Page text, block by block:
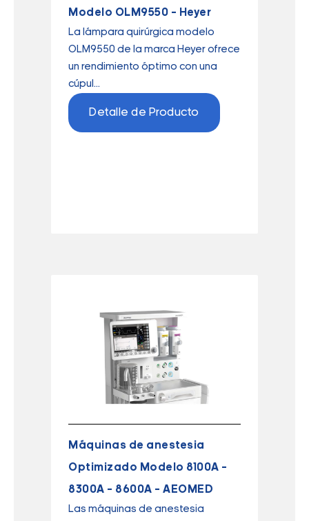
Modelo OLM9550 – Heyer
La lámpara quirúrgica modelo
OLM9550 de la marca Heyer ofrece
un rendimiento óptimo con una
cúpul...
Detalle de Producto
Máquinas de anestesia
Optimizado Modelo 8100A –
8300A – 8600A – AEOMED
Las máquinas de anestesia